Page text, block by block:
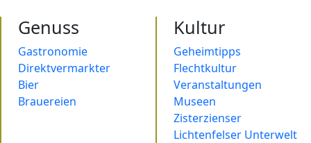
Genuss
Gastronomie
Direktvermarkter
Bier
Brauereien
Kultur
Geheimtipps
Flechtkultur
Veranstaltungen
Museen
Zisterzienser
Lichtenfelser Unterwelt